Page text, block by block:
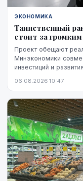
ЭКОНОМИКА
Таинственный
стоит за
Проект обещают
Минэкономики
инвестиций и
ни модель ракет, ни
необходимого
основан прогноз
06.08.2026 10:47